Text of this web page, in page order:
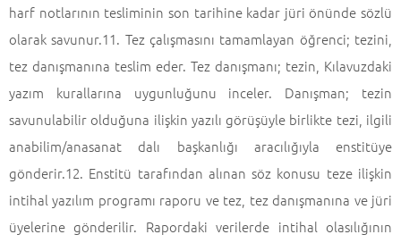
harf notlarının tesliminin son tarihine kadar jüri önünde sözlü
olarak savunur.11. Tez çalışmasını tamamlayan öğrenci; tezini,
tez danışmanına teslim eder. Tez danışmanı; tezin, Kılavuzdaki
yazım kurallarına uygunluğunu inceler. Danışman; tezin
savunulabilir olduğuna ilişkin yazılı görüşüyle birlikte tezi, ilgili
anabilim/anasanat dalı başkanlığı aracılığıyla enstitüye
gönderir.12. Enstitü tarafından alınan söz konusu teze ilişkin
intihal yazılım programı raporu ve tez, tez danışmanına ve jüri
üyelerine gönderilir. Rapordaki verilerde intihal olasılığının